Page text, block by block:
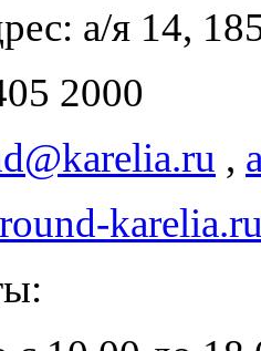
а/я 14,
2000
,